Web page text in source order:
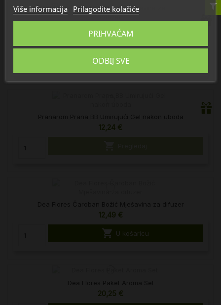
Pranarom BB Sleep Mješavina za difuzer
 U košaricu
12,24 €
12,49 €
 U košaricu
20,25 €
Više informacija Prilagodite kolačiće
ODBIJ SVE
PRIHVAĆAM